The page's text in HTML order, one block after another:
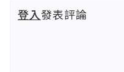
登入發表評論